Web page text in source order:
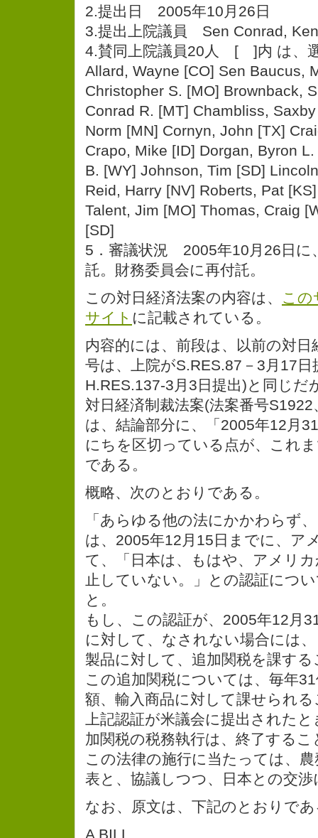
2.提出日 2005年10月26日
3.提出上院議員 Sen Conrad,
4.賛同上院議員20人 [ ]内 は、
Allard, Wayne [CO] Sen Baucus,
Christopher S. [MO] Brownback,
Conrad R. [MT] Chambliss,
Norm [MN] Cornyn, John [TX]
Crapo, Mike [ID] Dorgan, Byron
B. [WY] Johnson, Tim [SD]
Reid, Harry [NV] Roberts, Pat
Talent, Jim [MO] Thomas, Craig
[SD]
5．審議状況 2005年10月26日に
託。財務委員会に再付託。
この対日経済法案の内容は、 この
サイト に記載されている。
内容的には、前段は、以前の対日
号は、上院がS.RES.87－3月17日
H.RES.137-3月3日提出)と同じだ
対日経済制裁法案(法案番号
は、結論部分に、「2005年12月
にちを区切っている点が、これ
である。
概略、次のとおりである。
「あらゆる他の法にかかわらず
は、2005年12月15日までに、ア
て、「日本は、もはや、アメリ
止していない。」との認証につ
と。
もし、この認証が、2005年12月
に対して、なされない場合には
製品に対して、追加関税を課する
この追加関税については、毎年
額、輸入商品に対して課せられる
上記認証が米議会に提出された
加関税の税務執行は、終了するこ
この法律の施行に当たっては、
表と、協議しつつ、日本との交
なお、原文は、下記のとおりで
A BILL